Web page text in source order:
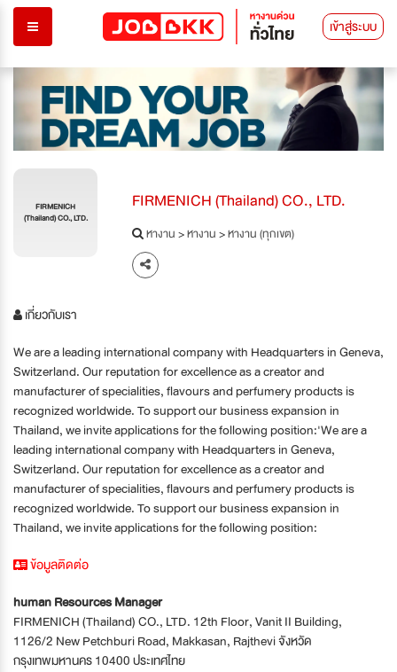
เข้าสู่ระบบ
FIRMENICH
(Thailand) CO., LTD.
FIRMENICH (Thailand) CO., LTD.
หางาน>หางาน>หางาน (ทุกเขต)
เกี่ยวกับเรา
We are a leading international company with Headquarters in Geneva,
Switzerland. Our reputation for excellence as a creator and
manufacturer of specialities, flavours and perfumery products is
recognized worldwide. To support our business expansion in
Thailand, we invite applications for the following position:'We are a
leading international company with Headquarters in Geneva,
Switzerland. Our reputation for excellence as a creator and
manufacturer of specialities, flavours and perfumery products is
recognized worldwide. To support our business expansion in
Thailand, we invite applications for the following position:
ข้อมูลติดต่อ
human Resources Manager
FIRMENICH (Thailand) CO., LTD. 12th Floor, Vanit II Building,
1126/2 New Petchburi Road, Makkasan, Rajthevi จังหวัด
กรุงเทพมหานคร 10400 ประเทศไทย